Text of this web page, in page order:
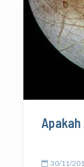
30/11/